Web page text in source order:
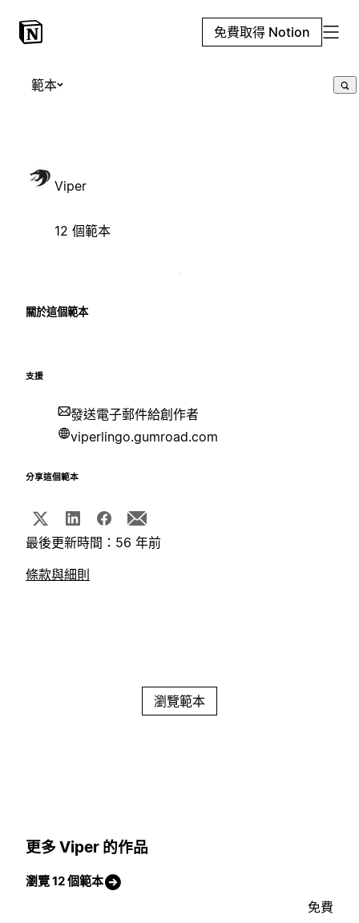
免費取得 Notion
範本
Viper
12 個範本
關於這個範本
支援
發送電子郵件給創作者
viperlingo.gumroad.com
分享這個範本
最後更新時間：56 年前
條款與細則
瀏覽範本
更多 Viper 的作品
瀏覽 12 個範本
免費